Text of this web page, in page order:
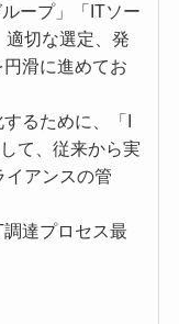
ープ」「ITソー
適切な選定、発
滑に進めてお
るために、「I
て、従来から実
イアンスの管
調達プロセス最